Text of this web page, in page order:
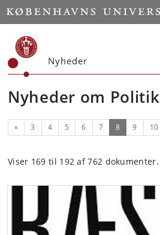
Start
Nyheder
Nyheder om Politik
Forrige
« 3 4 5 6 7 8(nuværende)
9 10
Viser 169 til 192 af 762 dokumenter.